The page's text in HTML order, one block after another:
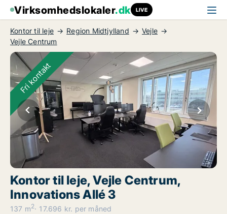
Virksomhedslokaler.dk LIVE
Kontor til leje Region Midtjylland
Vejle
Vejle Centrum
Fri kontakt
Kontor til leje, Vejle Centrum,
Innovations Allé 3
137 m2 17.696 kr. per måned